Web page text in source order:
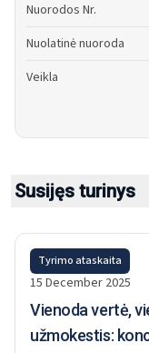
Nuorodos Nr.
Nuolatinė nuoroda
Veikla
Susijęs turinys
15 December 2025
Tyrimo ataskaita
Vienoda vertė,
užmokestis: